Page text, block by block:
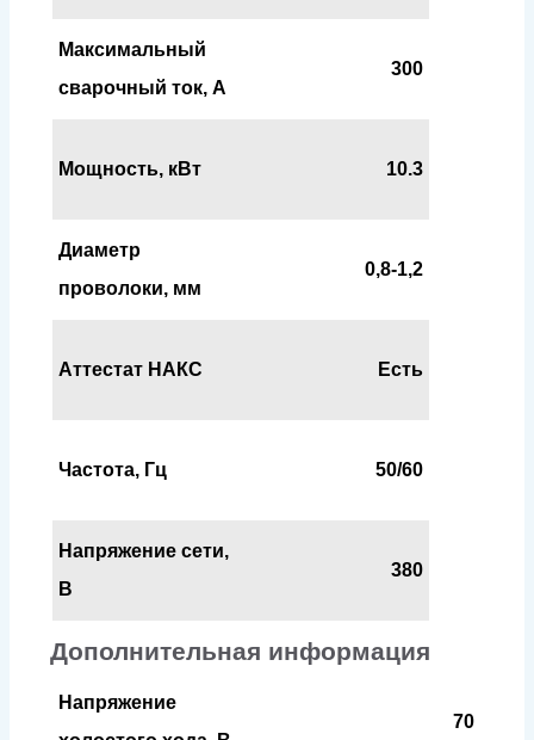
Максимальный
сварочный ток, А
300
Мощность, кВт 10.3
Диаметр
проволоки, мм
0,8-1,2
Аттестат НАКС Есть
Частота, Гц 50/60
Напряжение сети,
В
380
Дополнительная информация
Напряжение
70